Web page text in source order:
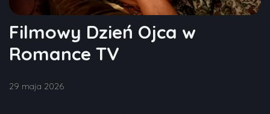
Filmowy Dzień Ojca w
Romance TV
29 maja 2026